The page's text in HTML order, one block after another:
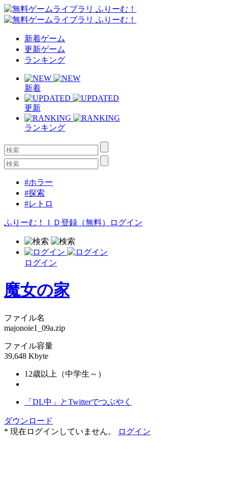
新着ゲーム
更新ゲーム
ランキング
新着
更新
ランキング
#ホラー
#探索
#レトロ
ふりーむ！ＩＤ登録（無料） ログイン
ログイン
魔女の家
ファイル名
majonoie1_09a.zip
ファイル容量
39,648 Kbyte
12歳以上（中学生～）
「DL中」とTwitterでつぶやく
ダウンロード
* 現在ログインしていません。
ログイン